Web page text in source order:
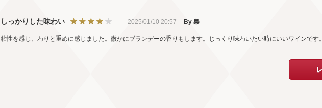
しっかりした味わい 2025/01/10 20:57 By 梟
粘性を感じ、わりと重めに感じました。微かにブランデーの香りもします。じっくり味わいたい時にいいワインです。